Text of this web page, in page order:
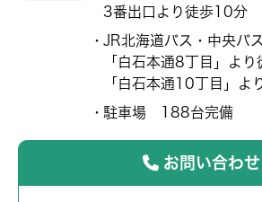
3番出口より徒歩10分
JR北海道バス・中央バ
「白石本通8丁目」よ
「白石本通10丁目」よ
駐車場 188台完備
お問い合わせ